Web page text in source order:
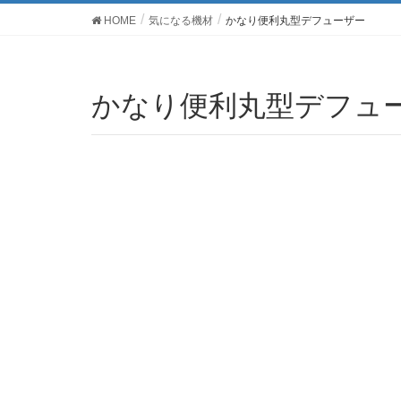
HOME 気になる機材 かなり便利丸型デフューザー
かなり便利丸型デフュ